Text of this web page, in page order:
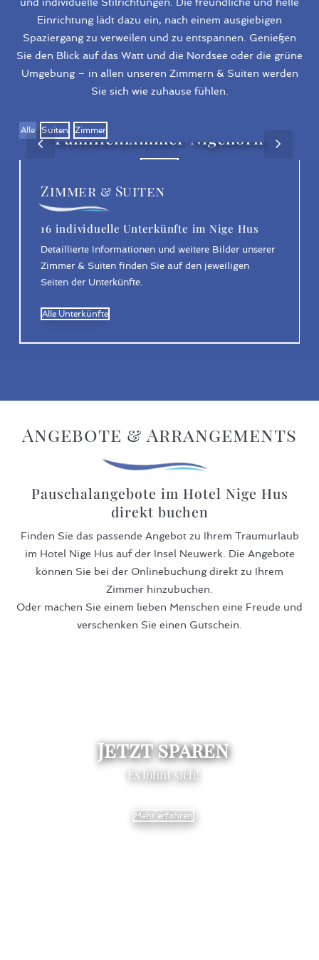
und individuelle Stilrichtungen. Die freundliche und helle
Einrichtung lädt dazu ein, nach einem ausgiebigen
Spaziergang zu verweilen und zu entspannen. Genießen
Sie den Blick auf das Watt und die Nordsee oder die grüne
Umgebung – in allen unseren Zimmern & Suiten werden
Sie sich wie zuhause fühlen.
Alle Suiten Zimmer
Familienzimmer Nigehörn
Previous
Next
Zimmer & Suiten
16 individuelle Unterkünfte im Nige Hus
Detaillierte Informationen und weitere Bilder unserer
Zimmer & Suiten finden Sie auf den jeweiligen
Seiten der Unterkünfte.
Alle Unterkünfte
Angebote & Arrangements
Pauschalangebote im Hotel Nige Hus
direkt buchen
Finden Sie das passende Angebot zu Ihrem Traumurlaub
im Hotel Nige Hus auf der Insel Neuwerk. Die Angebote
können Sie bei der Onlinebuchung direkt zu Ihrem
Zimmer hinzubuchen.
Oder machen Sie einem lieben Menschen eine Freude und
verschenken Sie einen Gutschein.
Jetzt sparen
Es lohnt sich!
Mehr erfahren